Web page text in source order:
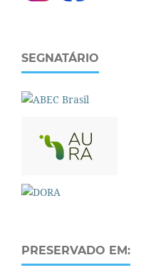
SEGNATÁRIO
PRESERVADO EM: